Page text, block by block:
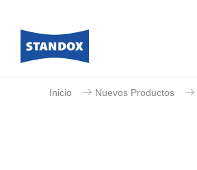
Inicio Nuevos Productos